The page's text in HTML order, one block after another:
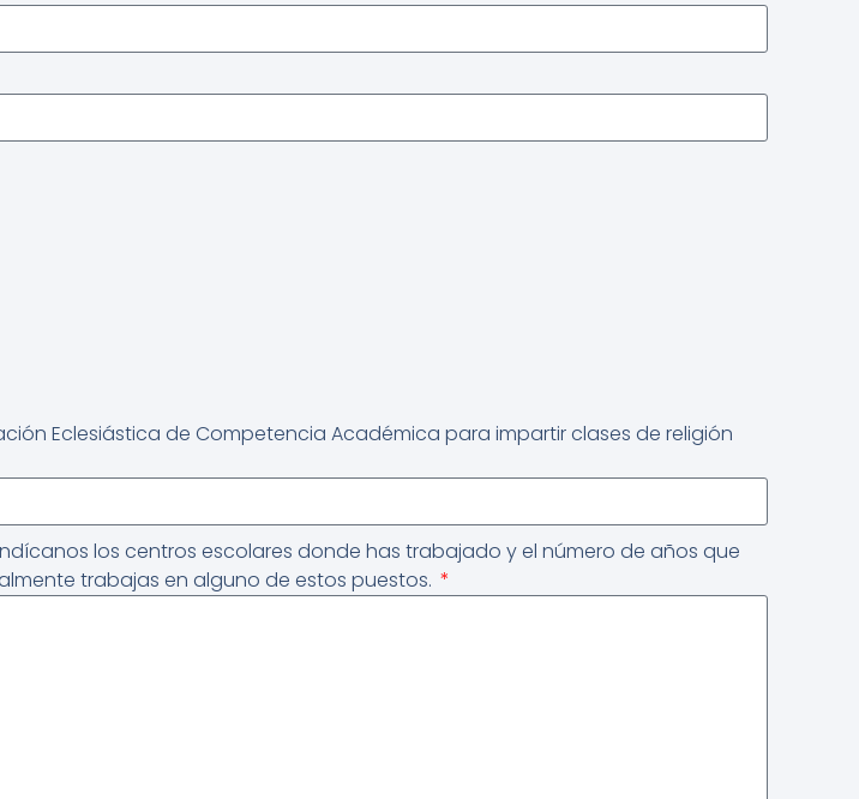
Eclesiástica de Competencia Académica para impartir clases de religión
los centros escolares donde has trabajado y el número de años que
trabajas en alguno de estos puestos.